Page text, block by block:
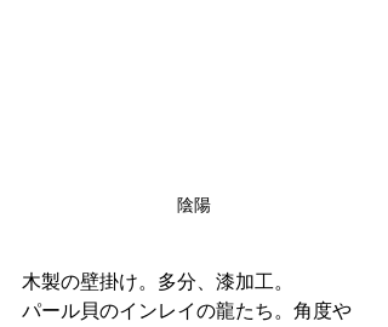
陰陽
木製の壁掛け。多分、漆加工。
パール貝のインレイの龍たち。角度や